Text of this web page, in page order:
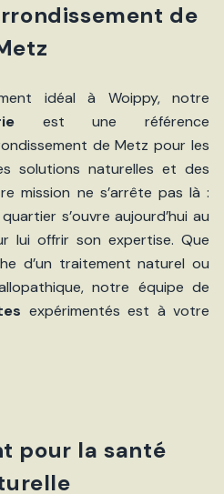
de
idéal à Woippy, notre
est une référence
de Metz pour les
solutions naturelles et des
mission ne s’arrête pas là :
s’ouvre aujourd’hui au
lui offrir son expertise. Que
d’un traitement naturel ou
notre équipe de
expérimentés est à votre
pour la santé